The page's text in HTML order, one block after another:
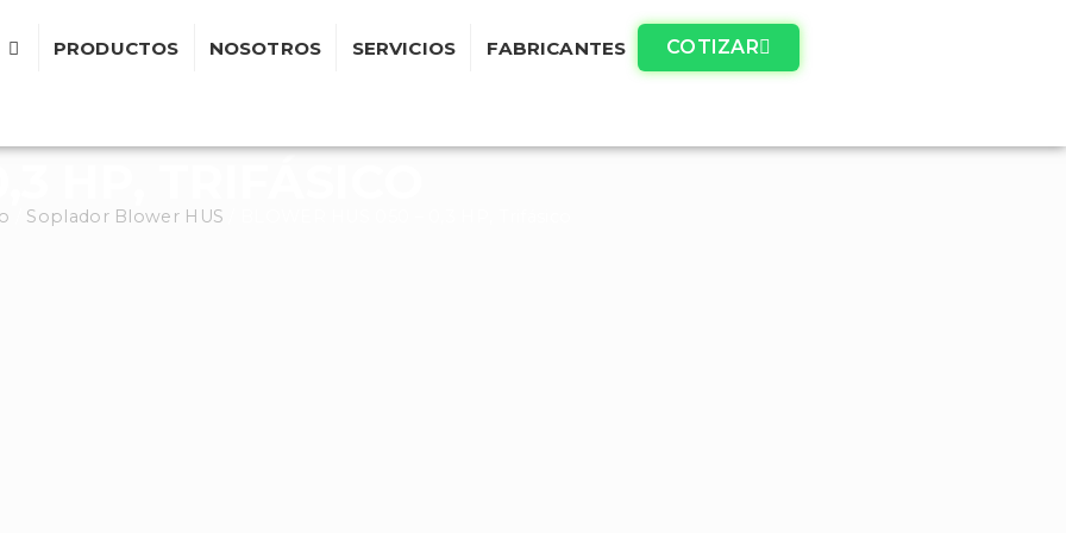
PRODUCTOS NOSOTROS SERVICIOS FABRICANTES COTIZAR
Soplador Blower HUS